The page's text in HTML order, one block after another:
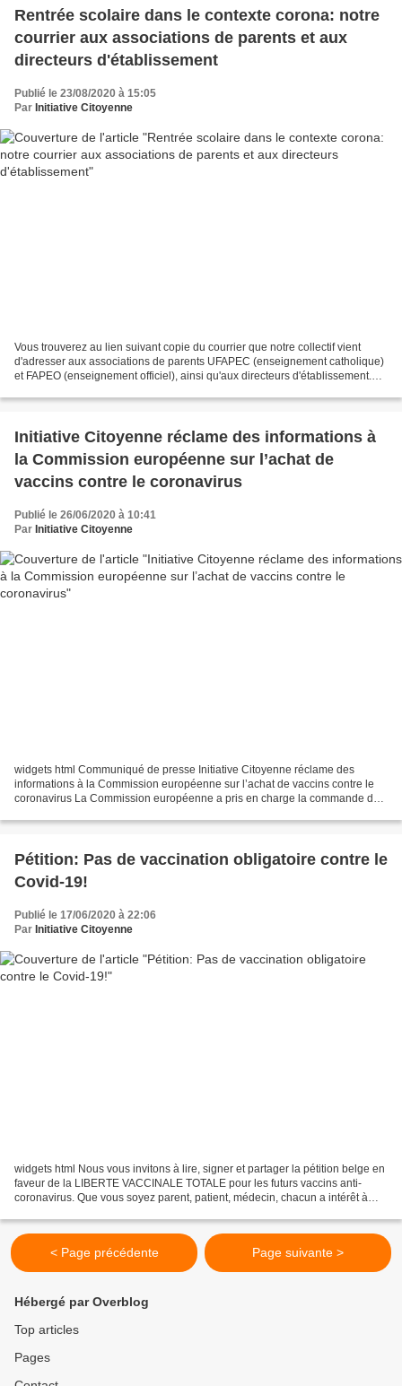
Rentrée scolaire dans le contexte corona: notre
courrier aux associations de parents et aux
directeurs d'établissement
Publié le 23/08/2020 à 15:05
Par Initiative Citoyenne
Vous trouverez au lien suivant copie du courrier que notre collectif vient
d'adresser aux associations de parents UFAPEC (enseignement catholique)
et FAPEO (enseignement officiel), ainsi qu'aux directeurs d'établissement.
Initiative Citoyenne réclame des informations à
la Commission européenne sur l’achat de
vaccins contre le coronavirus
Publié le 26/06/2020 à 10:41
Par Initiative Citoyenne
widgets html Communiqué de presse Initiative Citoyenne réclame des
informations à la Commission européenne sur l’achat de vaccins contre le
coronavirus La Commission européenne a pris en charge la commande de
Pétition: Pas de vaccination obligatoire contre le
Covid-19!
Publié le 17/06/2020 à 22:06
Par Initiative Citoyenne
widgets html Nous vous invitons à lire, signer et partager la pétition belge en
faveur de la LIBERTE VACCINALE TOTALE pour les futurs vaccins anti-
coronavirus. Que vous soyez parent, patient, médecin, chacun a intérêt à
< Page précédente Page suivante >
Hébergé par Overblog
Top articles
Pages